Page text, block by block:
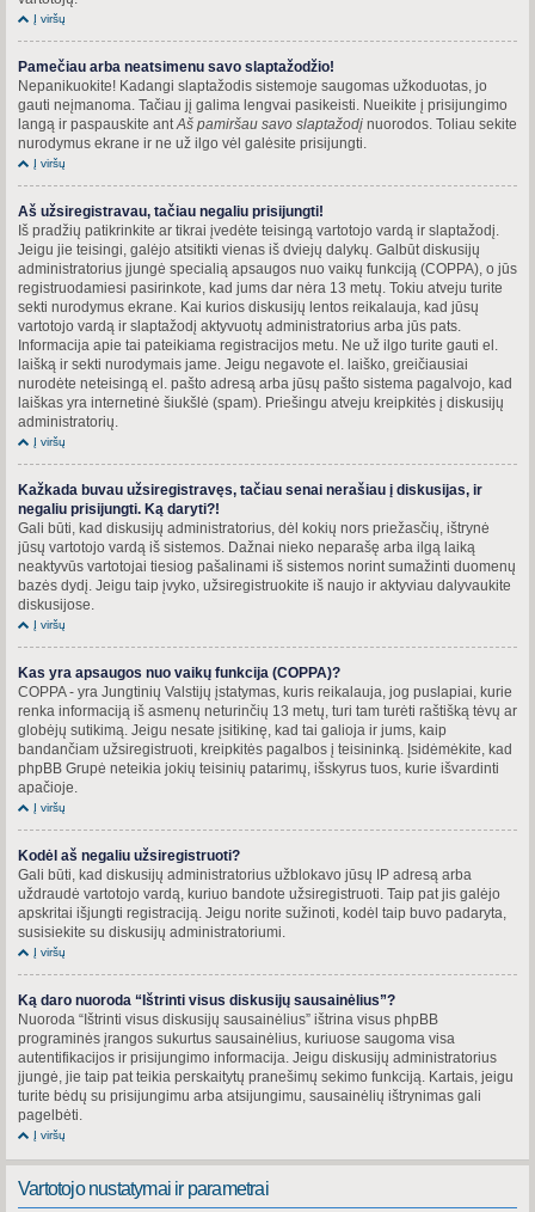
Į viršų
Pamečiau arba neatsimenu savo slaptažodžio!
Nepanikuokite! Kadangi slaptažodis sistemoje saugomas užkoduotas, jo
gauti neįmanoma. Tačiau jį galima lengvai pasikeisti. Nueikite į prisijungimo
langą ir paspauskite ant Aš pamiršau savo slaptažodį nuorodos. Toliau sekite
nurodymus ekrane ir ne už ilgo vėl galėsite prisijungti.
Į viršų
Aš užsiregistravau, tačiau negaliu prisijungti!
Iš pradžių patikrinkite ar tikrai įvedėte teisingą vartotojo vardą ir slaptažodį.
Jeigu jie teisingi, galėjo atsitikti vienas iš dviejų dalykų. Galbūt diskusijų
administratorius įjungė specialią apsaugos nuo vaikų funkciją (COPPA), o jūs
registruodamiesi pasirinkote, kad jums dar nėra 13 metų. Tokiu atveju turite
sekti nurodymus ekrane. Kai kurios diskusijų lentos reikalauja, kad jūsų
vartotojo vardą ir slaptažodį aktyvuotų administratorius arba jūs pats.
Informacija apie tai pateikiama registracijos metu. Ne už ilgo turite gauti el.
laišką ir sekti nurodymais jame. Jeigu negavote el. laiško, greičiausiai
nurodėte neteisingą el. pašto adresą arba jūsų pašto sistema pagalvojo, kad
laiškas yra internetinė šiukšlė (spam). Priešingu atveju kreipkitės į diskusijų
administratorių.
Į viršų
Kažkada buvau užsiregistravęs, tačiau senai nerašiau į diskusijas, ir
negaliu prisijungti. Ką daryti?!
Gali būti, kad diskusijų administratorius, dėl kokių nors priežasčių, ištrynė
jūsų vartotojo vardą iš sistemos. Dažnai nieko neparašę arba ilgą laiką
neaktyvūs vartotojai tiesiog pašalinami iš sistemos norint sumažinti duomenų
bazės dydį. Jeigu taip įvyko, užsiregistruokite iš naujo ir aktyviau dalyvaukite
diskusijose.
Į viršų
Kas yra apsaugos nuo vaikų funkcija (COPPA)?
COPPA - yra Jungtinių Valstijų įstatymas, kuris reikalauja, jog puslapiai, kurie
renka informaciją iš asmenų neturinčių 13 metų, turi tam turėti raštišką tėvų ar
globėjų sutikimą. Jeigu nesate įsitikinę, kad tai galioja ir jums, kaip
bandančiam užsiregistruoti, kreipkitės pagalbos į teisininką. Įsidėmėkite, kad
phpBB Grupė neteikia jokių teisinių patarimų, išskyrus tuos, kurie išvardinti
apačioje.
Į viršų
Kodėl aš negaliu užsiregistruoti?
Gali būti, kad diskusijų administratorius užblokavo jūsų IP adresą arba
uždraudė vartotojo vardą, kuriuo bandote užsiregistruoti. Taip pat jis galėjo
apskritai išjungti registraciją. Jeigu norite sužinoti, kodėl taip buvo padaryta,
susisiekite su diskusijų administratoriumi.
Į viršų
Ką daro nuoroda “Ištrinti visus diskusijų sausainėlius”?
Nuoroda “Ištrinti visus diskusijų sausainėlius” ištrina visus phpBB
programinės įrangos sukurtus sausainėlius, kuriuose saugoma visa
autentifikacijos ir prisijungimo informacija. Jeigu diskusijų administratorius
įjungė, jie taip pat teikia perskaitytų pranešimų sekimo funkciją. Kartais, jeigu
turite bėdų su prisijungimu arba atsijungimu, sausainėlių ištrynimas gali
pagelbėti.
Į viršų
Vartotojo nustatymai ir parametrai